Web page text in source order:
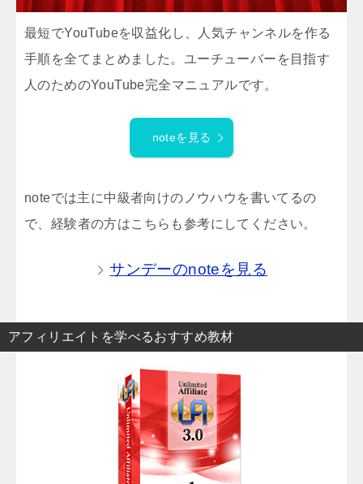
最短でYouTubeを収益化し、人気チャンネルを作る
手順を全てまとめました。ユーチューバーを目指す
人のためのYouTube完全マニュアルです。
noteを見る
noteでは主に中級者向けのノウハウを書いてるの
で、経験者の方はこちらも参考にしてください。
サンデーのnoteを見る
アフィリエイトを学べるおすすめ教材